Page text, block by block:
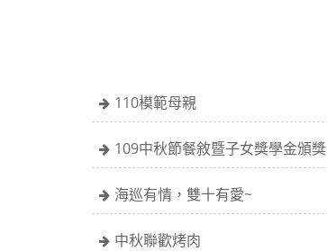
110模範母親
109中秋節餐敘暨子女獎學金頒獎
海巡有情，雙十有愛~
中秋聯歡烤肉